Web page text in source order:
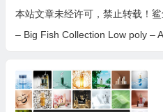
本站文章未经许可，禁止转载！
– Big Fish Collection Low poly –